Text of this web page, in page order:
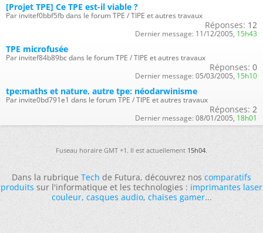
[Projet TPE] Ce TPE est-il viable ?
Par invitef0bbf5fb dans le forum TPE / TIPE et autres travaux
Réponses: 12
Dernier message: 11/12/2005, 15h43
TPE microfusée
Par invitef84b89bc dans le forum TPE / TIPE et autres travaux
Réponses: 0
Dernier message: 05/03/2005, 15h10
tpe:maths et nature. autre tpe: néodarwinisme
Par invite0bd791e1 dans le forum TPE / TIPE et autres travaux
Réponses: 2
Dernier message: 08/01/2005, 18h01
Fuseau horaire GMT +1. Il est actuellement15h04.
Dans la rubriqueTechde Futura, découvrez noscomparatifs
produitssur l'informatique et les technologies :imprimantes laser
couleur,casques audio,chaises gamer...